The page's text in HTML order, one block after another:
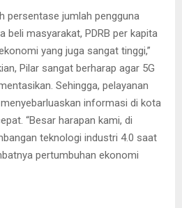
persentase jumlah pengguna
beli masyarakat, PDRB per kapita
yang juga sangat tinggi,”
Pilar sangat berharap agar 5G
Sehingga, pelayanan
informasi di kota
“Besar harapan kami, di
teknologi industri 4.0 saat
pertumbuhan ekonomi